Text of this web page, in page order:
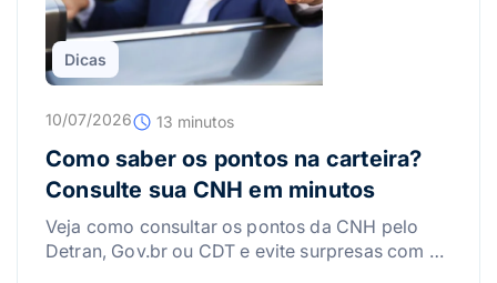
Dicas
10/07/2026 13 minutos
Como saber os pontos na carteira?
Consulte sua CNH em minutos
Veja como consultar os pontos da CNH pelo
Detran, Gov.br ou CDT e evite surpresas com a